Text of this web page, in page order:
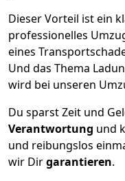
Dieser Vorteil ist ein
professionelles
eines
Und das Thema
wird bei unseren
Du sparst Zeit und
Verantwortung und
und reibungslos
wir Dirgarantieren.